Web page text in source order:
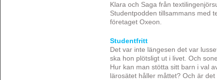
Klara och Saga från
Studentpodden tillsammans med
företaget Oxeon.
Studentfritt
Det var inte längesen det var
ska hon plötsligt ut i livet. Och
Hur kan man stötta sitt barn i val
lärosätet håller måttet? Och är